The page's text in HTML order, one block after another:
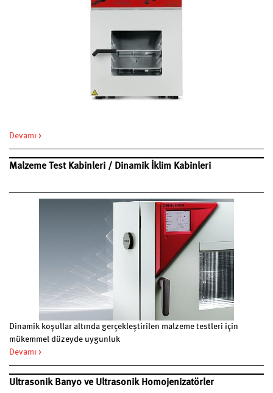
olan Nabertherm, 1947'den beri laboratuvar ve endüstriyel fırın
Devamı >
Malzeme Test Kabinleri / Dinamik İklim Kabinleri
Dinamik koşullar altında gerçekleştirilen malzeme testleri için
mükemmel düzeyde uygunluk
Devamı >
Ultrasonik Banyo ve Ultrasonik Homojenizatörler